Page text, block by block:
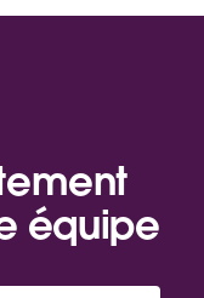
équipe